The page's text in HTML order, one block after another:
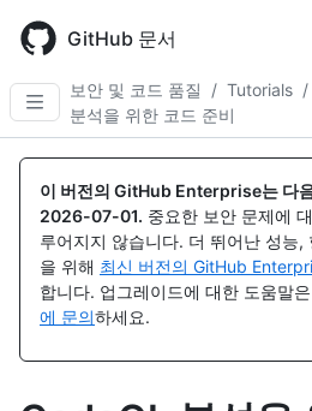
main
content
GitHub 문서
보안 및 코드 품질 / Tutorials /
분석을 위한 코드 준비
이 버전의 GitHub Enterprise는 다
2026-07-01. 중요한 보안 문제에
루어지지 않습니다. 더 뛰어난 성능,
을 위해 최신 버전의 GitHub
합니다. 업그레이드에 대한 도움말은
에 문의하세요.